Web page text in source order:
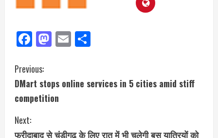
Facebook
Mastodon
Email
Previous:
DMart stops online services in 5 cities amid stiff
competition
Next:
फरीदाबाद से चंडीगढ़ के लिए रात में भी चलेगी बस यात्रियों को